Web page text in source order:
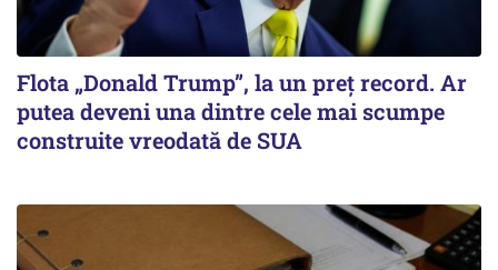
Flota „Donald Trump”, la un preț record. Ar
putea deveni una dintre cele mai scumpe
construite vreodată de SUA